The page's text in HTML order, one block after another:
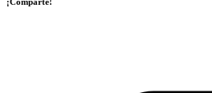
¡Comparte!